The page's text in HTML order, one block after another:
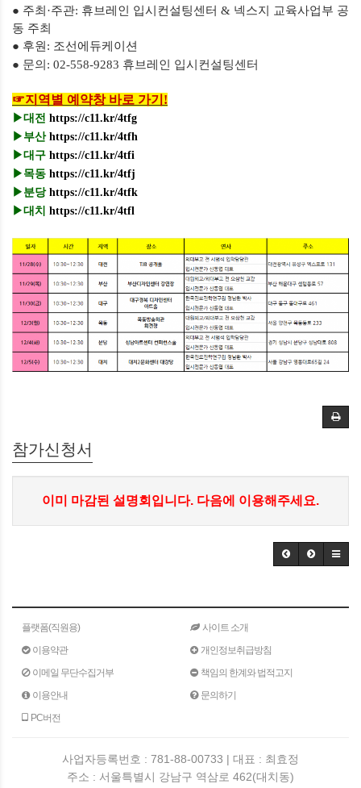
● 주최·주관: 휴브레인 입시컨설팅센터 & 넥스지 교육사업부 공
동 주최
● 후원 : 조선에듀케이션
● 문의 : 02-558-9283 휴브레인 입시컨설팅센터
☞지역별 예약창 바로 가기 !
▶대전 https://c11.kr/4tfg
▶ 부산 https://c11.kr/4tfh
▶대구 https://c11.kr/4tfi
▶ 목동 https://c11.kr/4tfj
▶ 분당 https://c11.kr/4tfk
▶대치 https://c11.kr/4tfl
참가신청서
이미 마감된 설명회입니다. 다음에 이용해주세요.
플랫폼(직원용)
사이트 소개
이용약관
개인정보취급방침
이메일 무단수집거부
책임의 한계와 법적고지
이용안내
문의하기
PC버전
사업자등록번호 : 781-88-00733 | 대표 : 최효정
주소 : 서울특별시 강남구 역삼로 462(대치동)